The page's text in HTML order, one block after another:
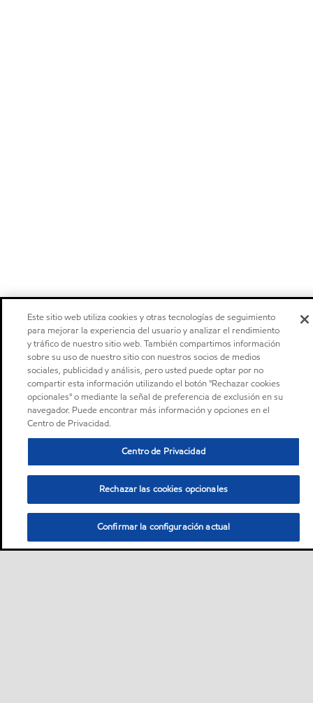
Este sitio web utiliza cookies y otras tecnologías de seguimiento
para mejorar la experiencia del usuario y analizar el rendimiento
y tráfico de nuestro sitio web. También compartimos información
sobre su uso de nuestro sitio con nuestros socios de medios
sociales, publicidad y análisis, pero usted puede optar por no
compartir esta información utilizando el botón "Rechazar cookies
opcionales" o mediante la señal de preferencia de exclusión en su
navegador. Puede encontrar más información y opciones en el
Centro de Privacidad.
Centro de Privacidad
Rechazar las cookies opcionales
Confirmar la configuración actual